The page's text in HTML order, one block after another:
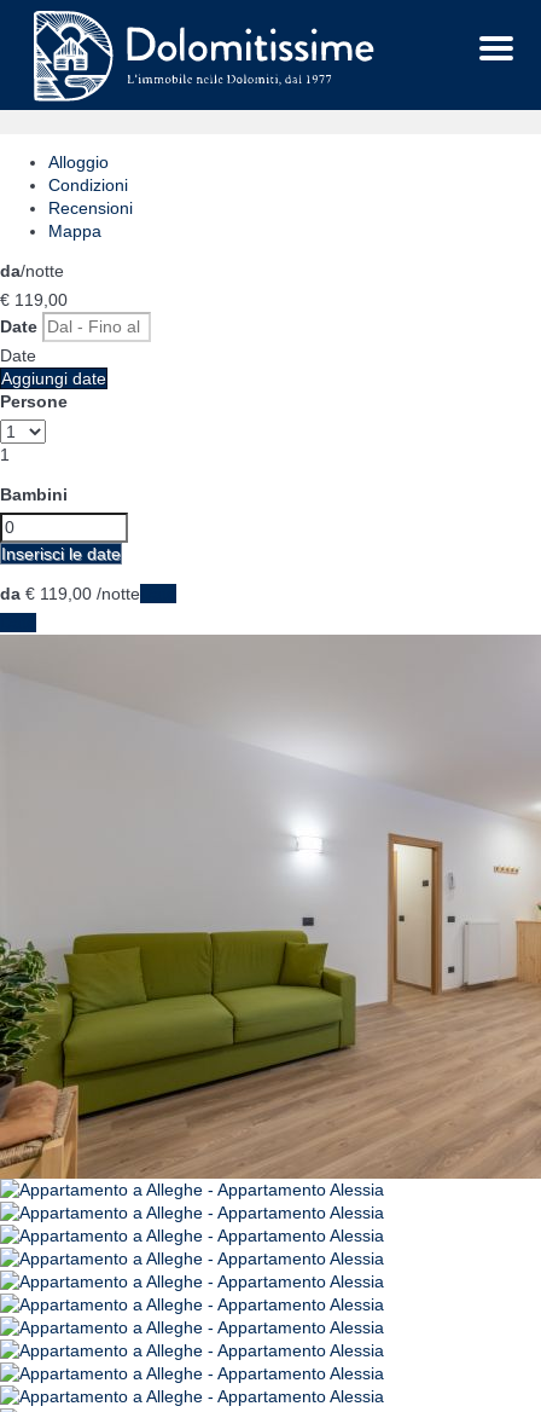
Menu
Alloggio
Condizioni
Recensioni
Mappa
da/notte
€ 119, 00
Date
Date
Aggiungi date
Persone
1
Bambini
Inserisci le date
da € 119, 00 /notte